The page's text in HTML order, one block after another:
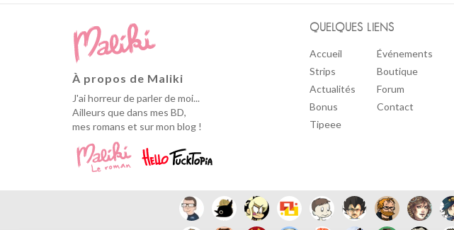
À propos de Maliki
J'ai horreur de parler de moi...
Ailleurs que dans mes BD,
mes romans et sur mon blog !
QUELQUES LIENS
Accueil
Strips
Actualités
Bonus
Tipeee
Événements
Boutique
Forum
Contact